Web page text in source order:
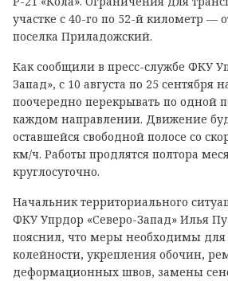
участке с 40-го по 52-й километр —
поселка Приладожский.
Как сообщили в пресс-службе ФКУ
Запад», с 10 августа по 25 сентября
поочередно перекрывать по одной
каждом направлении. Движение
оставшейся свободной полосе со
км/ч. Работы продлятся полтора
круглосуточно.
Начальник территориального
ФКУ Упрдор «Северо-Запад» Илья
пояснил, что меры необходимы для
колейности, укрепления обочин,
деформационных швов, замены